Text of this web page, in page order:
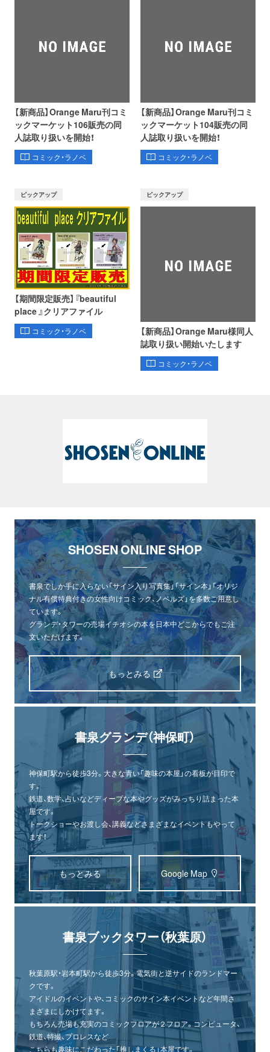
【新商品】Orange Maru刊コミ
ックマーケット106販売の同
人誌取り扱いを開始！
コミック・ラノベ
【新商品】Orange Maru刊コミ
ックマーケット104販売の同
人誌取り扱いを開始！
コミック・ラノベ
ピックアップ
【期間限定販売】『beautiful
place 』クリアファイル
コミック・ラノベ
ピックアップ
【新商品】Orange Maru様同人
誌取り扱い開始いたします
コミック・ラノベ
SHOSEN ONLINE SHOP
書泉でしか手に入らない「サイン入り写真集」「サイン本」「オリジ
ナル有償特典付きの女性向けコミック、ノベルズ」を多数ご用意し
ています。
グランデ・タワーの売場イチオシの本を日本中どこからでもご注
文いただけます。
もっとみる
書泉グランデ（神保町）
神保町駅から徒歩3分。大きな青い「趣味の本屋」の看板が目印で
す。
鉄道、数学、占いなどディープな本やグッズがみっちり詰まった本
屋です。
トークショーやお渡し会、講義などさまざまなイベントもやって
ます！
もっとみる Google Map
書泉ブックタワー（秋葉原）
秋葉原駅・岩本町駅から徒歩3分。電気街と逆サイドのランドマー
クです。
アイドルのイベントや、コミックのサイン本イベントなど年間さ
まざまにしかけてます。
もちろん売場も充実のコミックフロアが２フロア。コンピュータ、
鉄道、特撮、プロレスなど
こちらも趣味にこだわった「推しまくる」本屋です。